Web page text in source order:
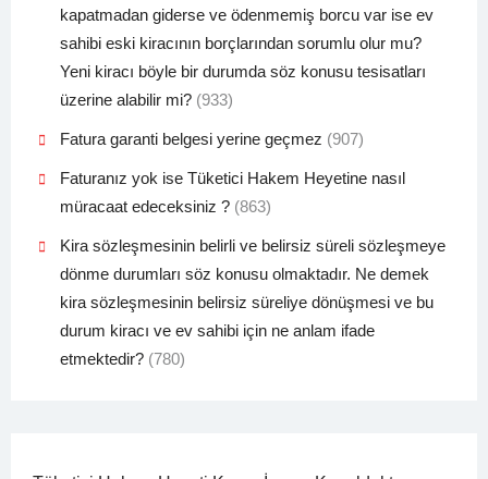
kapatmadan giderse ve ödenmemiş borcu var ise ev
sahibi eski kiracının borçlarından sorumlu olur mu?
Yeni kiracı böyle bir durumda söz konusu tesisatları
üzerine alabilir mi? (933)
Fatura garanti belgesi yerine geçmez (907)
Faturanız yok ise Tüketici Hakem Heyetine nasıl
müracaat edeceksiniz ? (863)
Kira sözleşmesinin belirli ve belirsiz süreli sözleşmeye
dönme durumları söz konusu olmaktadır. Ne demek
kira sözleşmesinin belirsiz süreliye dönüşmesi ve bu
durum kiracı ve ev sahibi için ne anlam ifade
etmektedir? (780)